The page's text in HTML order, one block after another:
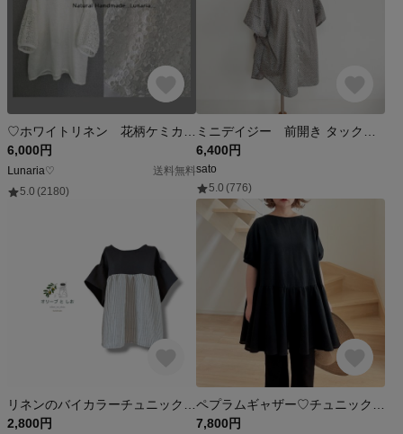
6,000円
Ⅼunaria♡
送料無料
5.0 (2180)
6,400円
sato
5.0 (776)
2,800円
7,800円